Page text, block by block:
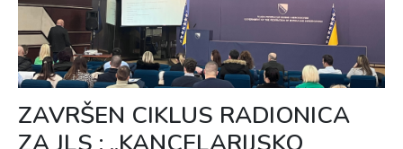
ZAVRŠEN CIKLUS RADIONICA